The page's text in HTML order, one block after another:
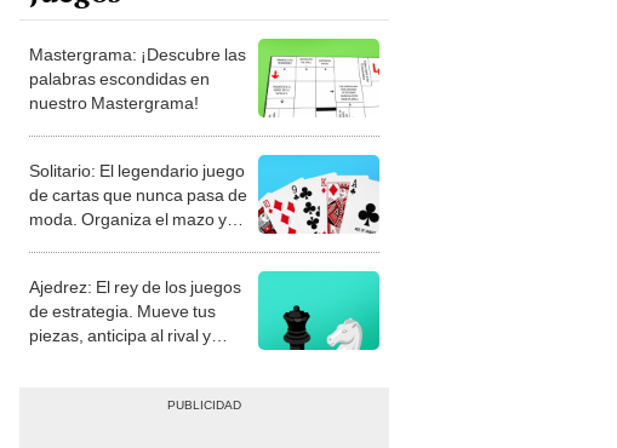
Mastergrama: ¡Descubre las
palabras escondidas en
nuestro Mastergrama!
Solitario: El legendario juego
de cartas que nunca pasa de
moda. Organiza el mazo y
Ajedrez: El rey de los juegos
de estrategia. Mueve tus
piezas, anticipa al rival y